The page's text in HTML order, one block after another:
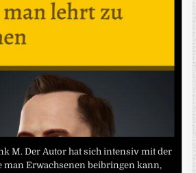
M. Der Autor hat sich intensiv mit der
man Erwachsenen beibringen kann,